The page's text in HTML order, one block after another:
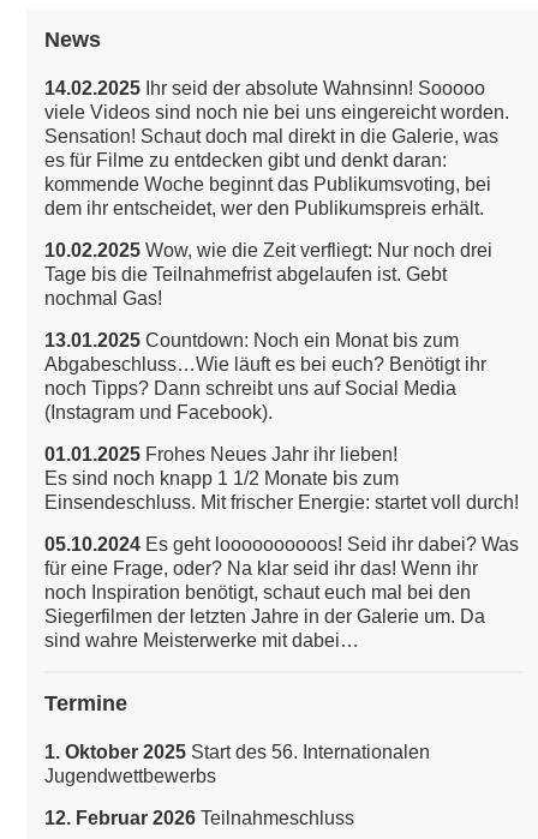
News
14.02.2025 Ihr seid der absolute Wahnsinn! Sooooo
viele Videos sind noch nie bei uns eingereicht worden.
Sensation! Schaut doch mal direkt in die Galerie, was
es für Filme zu entdecken gibt und denkt daran:
kommende Woche beginnt das Publikumsvoting, bei
dem ihr entscheidet, wer den Publikumspreis erhält.
10.02.2025 Wow, wie die Zeit verfliegt: Nur noch drei
Tage bis die Teilnahmefrist abgelaufen ist. Gebt
nochmal Gas!
13.01.2025 Countdown: Noch ein Monat bis zum
Abgabeschluss…Wie läuft es bei euch? Benötigt ihr
noch Tipps? Dann schreibt uns auf Social Media
(Instagram und Facebook).
01.01.2025 Frohes Neues Jahr ihr lieben!
Es sind noch knapp 1 1/2 Monate bis zum
Einsendeschluss. Mit frischer Energie: startet voll durch!
05.10.2024 Es geht loooooooooos! Seid ihr dabei? Was
für eine Frage, oder? Na klar seid ihr das! Wenn ihr
noch Inspiration benötigt, schaut euch mal bei den
Siegerfilmen der letzten Jahre in der Galerie um. Da
sind wahre Meisterwerke mit dabei…
Termine
1. Oktober 2025 Start des 56. Internationalen
Jugendwettbewerbs
12. Februar 2026 Teilnahmeschluss